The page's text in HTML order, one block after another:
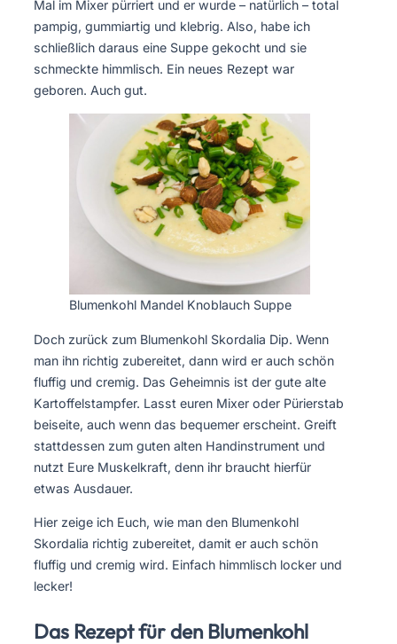
Mal im Mixer pürriert und er wurde – natürlich – total
pampig, gummiartig und klebrig. Also, habe ich
schließlich daraus eine Suppe gekocht und sie
schmeckte himmlisch. Ein neues Rezept war
geboren. Auch gut.
Blumenkohl Mandel Knoblauch Suppe
Doch zurück zum Blumenkohl Skordalia Dip. Wenn
man ihn richtig zubereitet, dann wird er auch schön
fluffig und cremig. Das Geheimnis ist der gute alte
Kartoffelstampfer. Lasst euren Mixer oder Pürierstab
beiseite, auch wenn das bequemer erscheint. Greift
stattdessen zum guten alten Handinstrument und
nutzt Eure Muskelkraft, denn ihr braucht hierfür
etwas Ausdauer.
Hier zeige ich Euch, wie man den Blumenkohl
Skordalia richtig zubereitet, damit er auch schön
fluffig und cremig wird. Einfach himmlisch locker und
lecker!
Das Rezept für den Blumenkohl